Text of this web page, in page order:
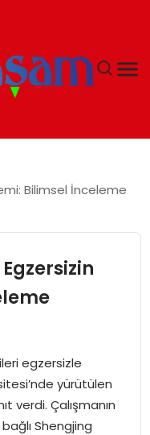
Bilimsel İnceleme
egzersizle
yürütülen
verdi. Çalışmanın
Shengjing